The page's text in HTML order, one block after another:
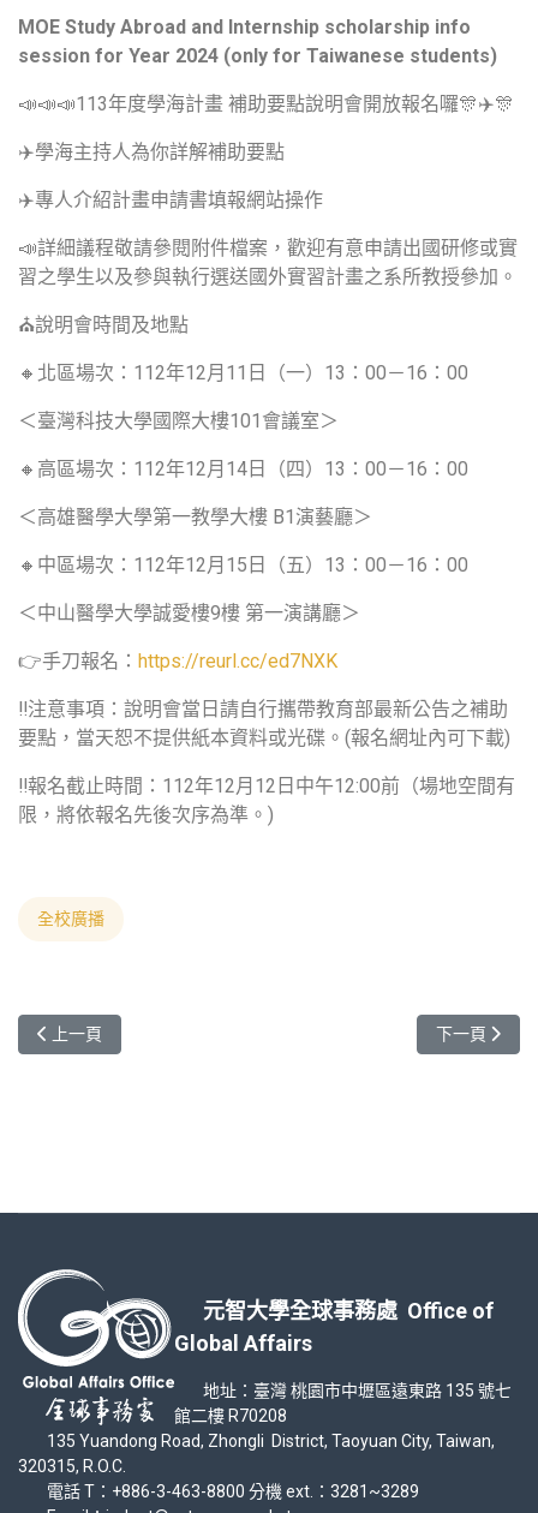
MOE Study Abroad and Internship scholarship info
session for Year 2024 (only for Taiwanese students)
📣📣📣113年度學海計畫 補助要點說明會開放報名囉🎊✈️🎊
✈️學海主持人為你詳解補助要點
✈️專人介紹計畫申請書填報網站操作
📣詳細議程敬請參閱附件檔案，歡迎有意申請出國研修或實
習之學生以及參與執行選送國外實習計畫之系所教授參加。
⛪️說明會時間及地點
🔸北區場次：112年12月11日（一）13：00－16：00
＜臺灣科技大學國際大樓101會議室＞
🔸高區場次：112年12月14日（四）13：00－16：00
＜高雄醫學大學第一教學大樓 B1演藝廳＞
🔸中區場次：112年12月15日（五）13：00－16：00
＜中山醫學大學誠愛樓9樓 第一演講廳＞
👉手刀報名： https://reurl.cc/ed7NXK
‼️注意事項：說明會當日請自行攜帶教育部最新公告之補助
要點，當天恕不提供紙本資料或光碟。(報名網址內可下載)
‼️報名截止時間：112年12月12日中午12:00前（場地空間有
限，將依報名先後次序為準。)
全校廣播
上一篇文章: AY112 YZU Students Video Contest Competition 「
上一頁 下一篇文章:
下一頁
元智大學全球事務處 Office of
Global Affairs
地址：臺灣 桃園市中壢區遠東路 135 號七
館二樓 R70208
135 Yuandong Road, Zhongli District, Taoyuan City, Taiwan,
320315, R.O.C.
電話 T：+886-3-463-8800 分機 ext.：3281~3289